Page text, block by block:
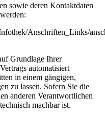
sowie deren Kontaktdaten
Anschriften_Links/
Grundlage Ihrer
automatisiert
in einem gängigen,
zu lassen. Sofern Sie die
anderen Verantwortlichen
machbar ist.